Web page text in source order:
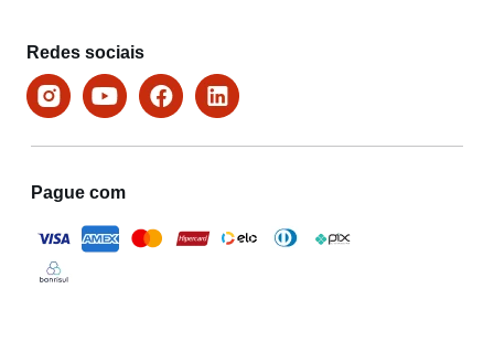
Redes sociais
Pague com